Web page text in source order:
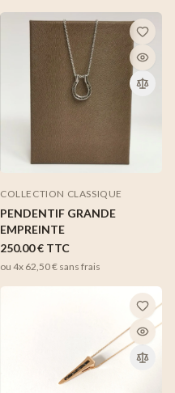
COLLECTION CLASSIQUE
PENDENTIF GRANDE
EMPREINTE
250.00 € TTC
ou 4x 62,50 € sans frais